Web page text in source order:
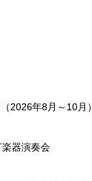
2026年8月～10月）
楽器演奏会